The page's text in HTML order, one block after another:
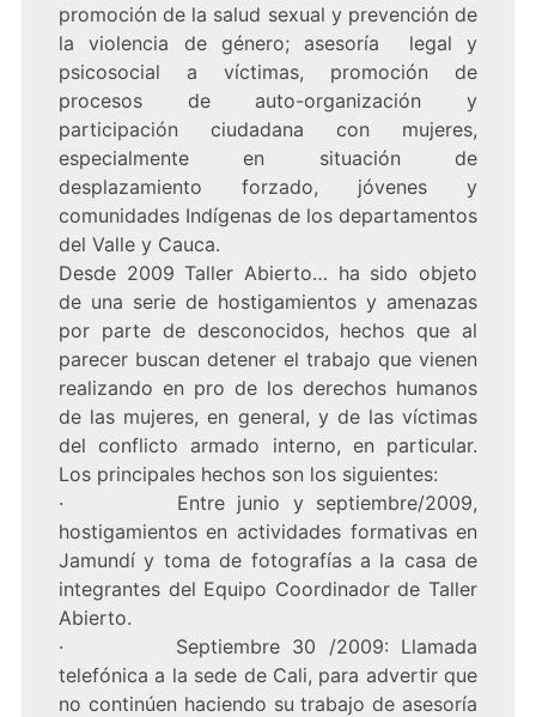
promoción de la salud sexual y prevención de
la violencia de género; asesoría legal y
psicosocial a víctimas, promoción de
procesos de auto-organización y
participación ciudadana con mujeres,
especialmente en situación de
desplazamiento forzado, jóvenes y
comunidades Indígenas de los departamentos
del Valle y Cauca.
Desde 2009 Taller Abierto… ha sido objeto
de una serie de hostigamientos y amenazas
por parte de desconocidos, hechos que al
parecer buscan detener el trabajo que vienen
realizando en pro de los derechos humanos
de las mujeres, en general, y de las víctimas
del conflicto armado interno, en particular.
Los principales hechos son los siguientes:
· Entre junio y septiembre/2009,
hostigamientos en actividades formativas en
Jamundí y toma de fotografías a la casa de
integrantes del Equipo Coordinador de Taller
Abierto.
· Septiembre 30 /2009: Llamada
telefónica a la sede de Cali, para advertir que
no continúen haciendo su trabajo de asesoría